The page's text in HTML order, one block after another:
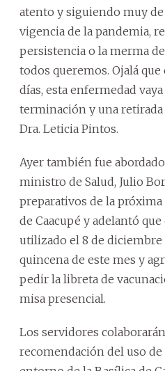
atento y siguiendo muy
vigencia de la pandemia,
persistencia o la merma
todos queremos. Ojalá
días, esta enfermedad
terminación y una retirada
Dra. Leticia Pintos.
Ayer también fue
ministro de Salud, Julio
preparativos de la
de Caacupé y adelantó
utilizado el 8 de
quincena de este mes y
pedir la libreta de
misa presencial.
Los servidores
recomendación del uso de